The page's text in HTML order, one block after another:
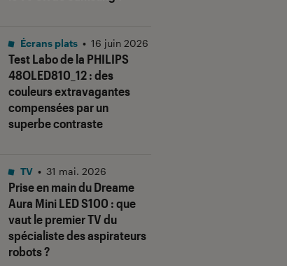
Test Labo de la PHILIPS
48OLED810_12 : des
couleurs extravagantes
compensées par un
superbe contraste
Écrans plats • 16 juin 2026
Prise en main du Dreame
Aura Mini LED S100 : que
vaut le premier TV du
spécialiste des aspirateurs
robots ?
TV • 31 mai. 2026